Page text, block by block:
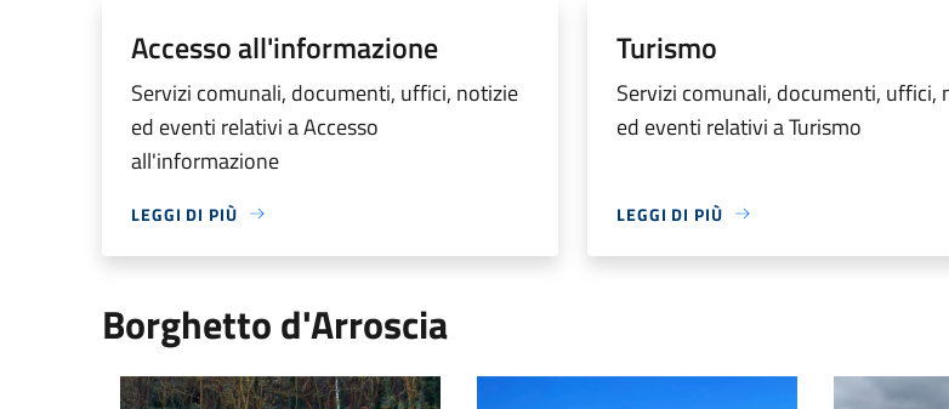
Accesso all'informazione
Servizi comunali, documenti, uffici, notizie
ed eventi relativi a Accesso
all'informazione
LEGGI DI PIÙ
Turismo
Servizi comunali, documenti, uffici,
ed eventi relativi a Turismo
LEGGI DI PIÙ
Borghetto d'Arroscia
Borghetto d'Arroscia